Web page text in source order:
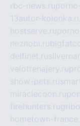
rbc-news.ru
13autor-
hostserve.ru
neznobi.ru
delfinet.ru
velotrenajery.ru
show-pets.ru
miraclecoon.ru
firehunters.ru
hometown-